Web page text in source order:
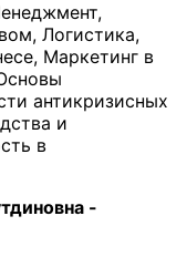
Логистика,
Маркетинг в
антикризисных
и
в
-